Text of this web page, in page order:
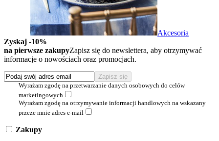
Akcesoria
Zyskaj -10%
na pierwsze zakupyZapisz się do newslettera, aby otrzymywać
informacje o nowościach oraz promocjach.
Wyrażam zgodę na przetwarzanie danych osobowych do celów
marketingowych
Wyrażam zgodę na otrzymywanie informacji handlowych na wskazany
przeze mnie adres e-mail
Zakupy